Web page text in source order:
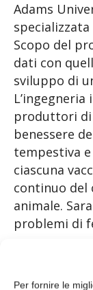
Per fornire le
Adams
specializzata
Scopo del
dati con
sviluppo di
produttori di
benessere
tempestiva
ciascuna
continuo del
animale.
problemi di